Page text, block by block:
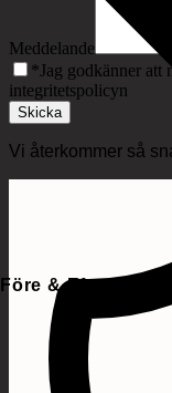
Före & Efter
Meddelande
*Jag godkänner att
integritetspolicyn
Skicka
Vi återkommer så